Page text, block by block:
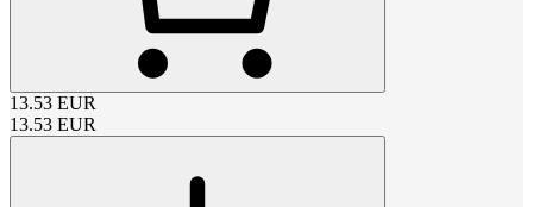
13.53 EUR
13.53 EUR